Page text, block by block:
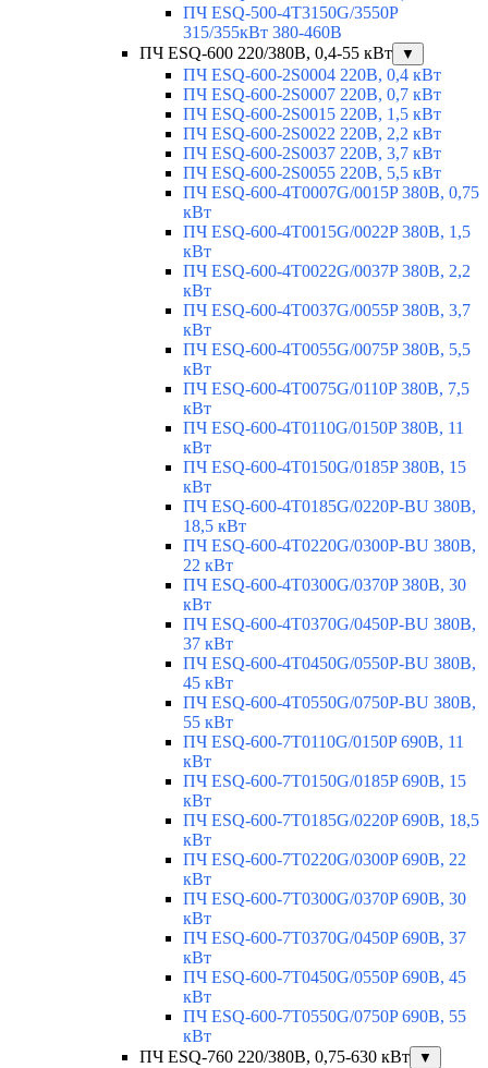
ПЧ ESQ-500-4T3150G/3550P
315/355кВт 380-460В
ПЧ ESQ-600 220/380В, 0,4-55 кВт
▼
ПЧ ESQ-600-2S0004 220В, 0,4 кВт
ПЧ ESQ-600-2S0007 220В, 0,7 кВт
ПЧ ESQ-600-2S0015 220В, 1,5 кВт
ПЧ ESQ-600-2S0022 220В, 2,2 кВт
ПЧ ESQ-600-2S0037 220В, 3,7 кВт
ПЧ ESQ-600-2S0055 220В, 5,5 кВт
ПЧ ESQ-600-4T0007G/0015P 380В, 0,75
кВт
ПЧ ESQ-600-4T0015G/0022P 380В, 1,5
кВт
ПЧ ESQ-600-4T0022G/0037P 380В, 2,2
кВт
ПЧ ESQ-600-4T0037G/0055P 380В, 3,7
кВт
ПЧ ESQ-600-4T0055G/0075P 380В, 5,5
кВт
ПЧ ESQ-600-4T0075G/0110P 380В, 7,5
кВт
ПЧ ESQ-600-4T0110G/0150P 380В, 11
кВт
ПЧ ESQ-600-4T0150G/0185P 380В, 15
кВт
ПЧ ESQ-600-4T0185G/0220P-BU 380В,
18,5 кВт
ПЧ ESQ-600-4T0220G/0300P-BU 380В,
22 кВт
ПЧ ESQ-600-4T0300G/0370P 380В, 30
кВт
ПЧ ESQ-600-4T0370G/0450P-BU 380В,
37 кВт
ПЧ ESQ-600-4T0450G/0550P-BU 380В,
45 кВт
ПЧ ESQ-600-4T0550G/0750P-BU 380В,
55 кВт
ПЧ ESQ-600-7T0110G/0150P 690В, 11
кВт
ПЧ ESQ-600-7T0150G/0185P 690В, 15
кВт
ПЧ ESQ-600-7T0185G/0220P 690В, 18,5
кВт
ПЧ ESQ-600-7T0220G/0300P 690В, 22
кВт
ПЧ ESQ-600-7T0300G/0370P 690В, 30
кВт
ПЧ ESQ-600-7T0370G/0450P 690В, 37
кВт
ПЧ ESQ-600-7T0450G/0550P 690В, 45
кВт
ПЧ ESQ-600-7T0550G/0750P 690В, 55
кВт
ПЧ ESQ-760 220/380В, 0,75-630 кВт
▼